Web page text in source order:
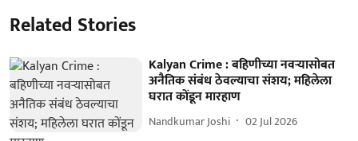
Related Stories
Kalyan Crime : बहिणीच्या नवऱ्यासोबत
अनैतिक संबंध ठेवल्याचा संशय; महिलेला
घरात कोंडून मारहाण
Nandkumar Joshi 02 Jul 2026